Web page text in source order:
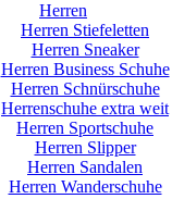
Herren
Herren Stiefeletten
Herren Sneaker
Herren Business Schuhe
Herren Schnürschuhe
Herrenschuhe extra weit
Herren Sportschuhe
Herren Slipper
Herren Sandalen
Herren Wanderschuhe